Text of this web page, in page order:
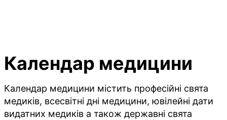
Календар медицини
Календар медицини містить професійні свята
медиків, всесвітні дні медицини, ювілейні дати
видатних медиків а також державні свята